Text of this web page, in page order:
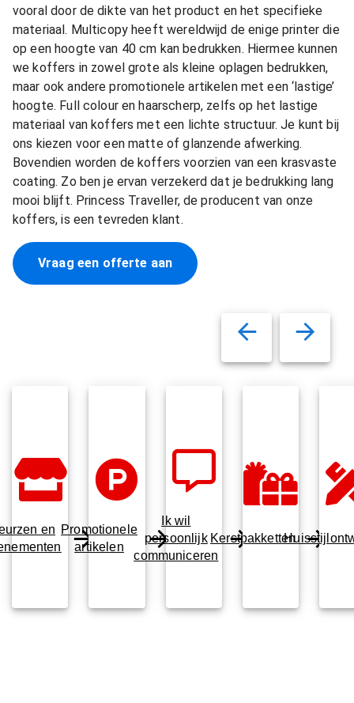
vooral door de dikte van het product en het specifieke
materiaal. Multicopy heeft wereldwijd de enige printer die
op een hoogte van 40 cm kan bedrukken. Hiermee kunnen
we koffers in zowel grote als kleine oplagen bedrukken,
maar ook andere promotionele artikelen met een ‘lastige’
hoogte. Full colour en haarscherp, zelfs op het lastige
materiaal van koffers met een lichte structuur. Je kunt bij
ons kiezen voor een matte of glanzende afwerking.
Bovendien worden de koffers voorzien van een krasvaste
coating. Zo ben je ervan verzekerd dat je bedrukking lang
mooi blijft. Princess Traveller, de producent van onze
koffers, is een tevreden klant.
Vraag een offerte aan
en Promotionele
artikelen
Ik wil
persoonlijk
communiceren
Kerstpakketten